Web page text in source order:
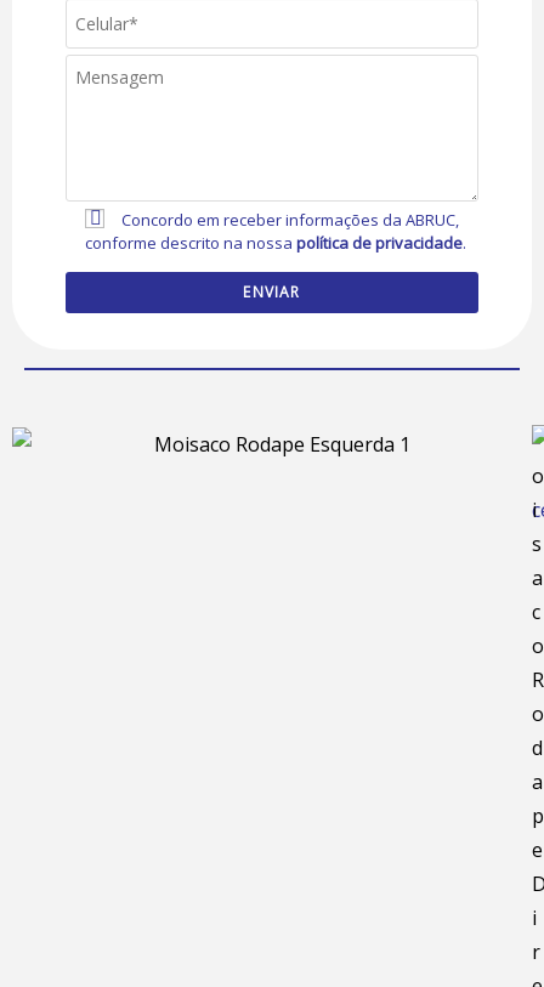
Concordo em receber informações da ABRUC,
conforme descrito na nossa política de privacidade.